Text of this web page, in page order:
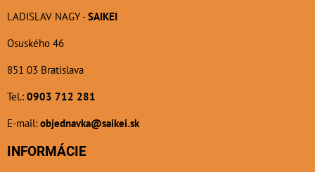
LADISLAV NAGY -SAIKEI
Osuského 46
851 03 Bratislava
Tel.: 0903 712 281
E-mail: objednavka@saikei.sk
INFORMÁCIE